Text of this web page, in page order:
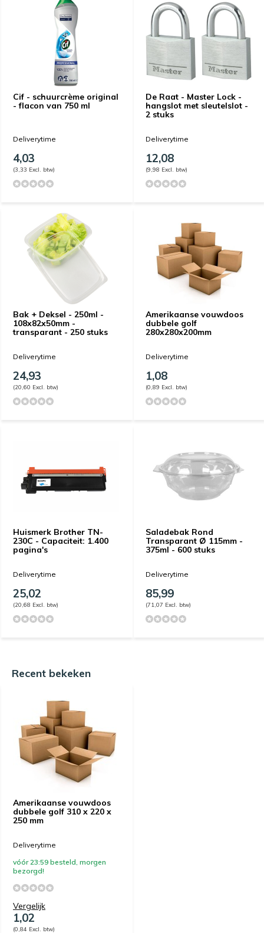
Cif - schuurcrème original
- flacon van 750 ml
Deliverytime
4,03
(3,33 Excl. btw)
De Raat - Master Lock -
hangslot met sleutelslot -
2 stuks
Deliverytime
12,08
(9,98 Excl. btw)
Bak + Deksel - 250ml -
108x82x50mm -
transparant - 250 stuks
Deliverytime
24,93
(20,60 Excl. btw)
Amerikaanse vouwdoos
dubbele golf
280x280x200mm
Deliverytime
1,08
(0,89 Excl. btw)
Huismerk Brother TN-
230C - Capaciteit: 1.400
pagina's
Deliverytime
25,02
(20,68 Excl. btw)
Saladebak Rond
Transparant Ø 115mm -
375ml - 600 stuks
Deliverytime
85,99
(71,07 Excl. btw)
Recent bekeken
Amerikaanse vouwdoos
dubbele golf 310 x 220 x
250 mm
Deliverytime
vóór 23:59 besteld, morgen
bezorgd!
Vergelijk
1,02
(0,84 Excl. btw)